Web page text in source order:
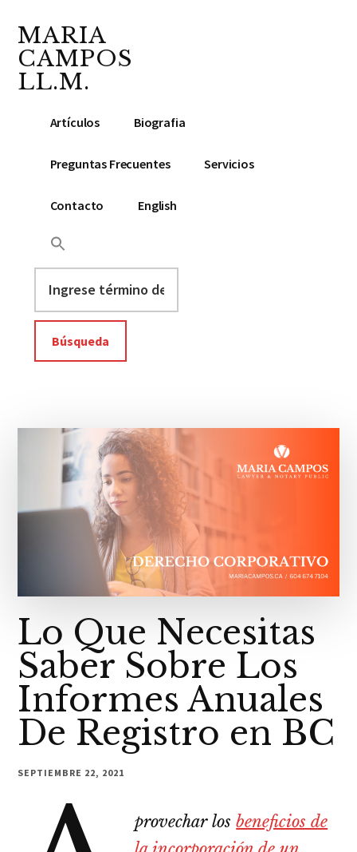
contenido
principal
barra
lateral
footer
menu
MARIA
CAMPOS
LL.M.
Público
Artículos Biografia
Preguntas Frecuentes Servicios
Contacto English
término
de
búsqueda
Lo Que Necesitas
Saber Sobre Los
Informes Anuales
De Registro en BC
SEPTIEMBRE 22, 2021
provechar losbeneficios de